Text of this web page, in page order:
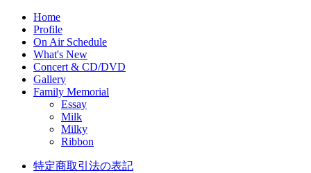
Home
Profile
On Air Schedule
What's New
Concert & CD/DVD
Gallery
Family Memorial
Essay
Milk
Milky
Ribbon
特定商取引法の表記